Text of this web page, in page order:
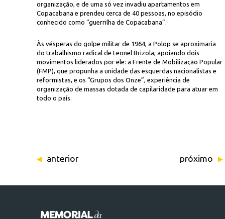
organização, e de uma só vez invadiu apartamentos em
Copacabana e prendeu cerca de 40 pessoas, no episódio
conhecido como “guerrilha de Copacabana”.
Às vésperas do golpe militar de 1964, a Polop se aproximaria
do trabalhismo radical de Leonel Brizola, apoiando dois
movimentos liderados por ele: a Frente de Mobilização Popular
(FMP), que propunha a unidade das esquerdas nacionalistas e
reformistas, e os “Grupos dos Onze”, experiência de
organização de massas dotada de capilaridade para atuar em
todo o país.
anterior próximo